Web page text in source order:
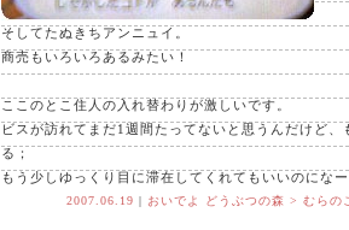
そしてたぬきちアンニュイ。
商売もいろいろあるみたい！
ここのとこ住人の入れ替わりが激しいです。
ビスが訪れてまだ1週間たってないと思うんだけど、
る；
もう少しゆっくり目に滞在してくれてもいいのにな
2007.06.19 | おいでよ どうぶつの森 > むらの